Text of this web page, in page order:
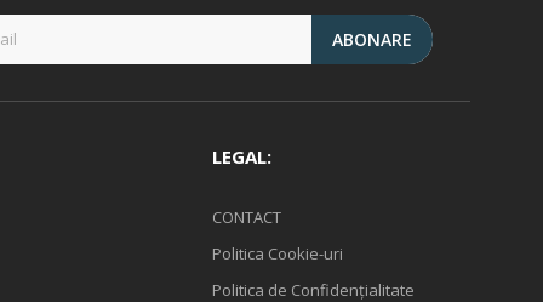
ABONARE
LEGAL:
CONTACT
Politica Cookie-uri
Politica de Confidențialitate